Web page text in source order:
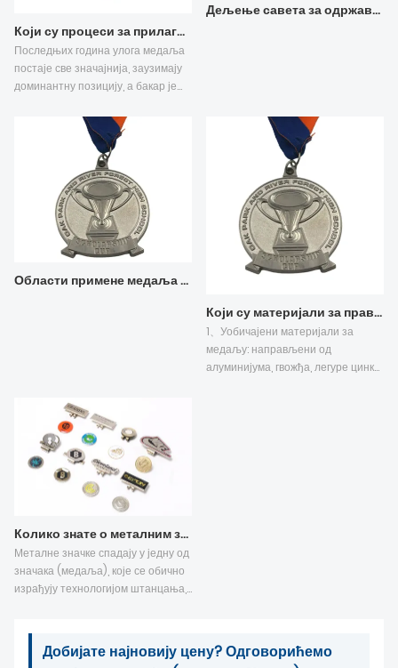
Који су процеси за прилагођавање медаља (слика)
Последњих година улога медаља
постаје све значајнија, заузимају
доминантну позицију, а бакар је
израду медаља. Изглед
произведених металних медаља
је такође веома леп. Овај метални
материјал је релативно мекан.
Процес прилагођавања медаља је
Каква ствар? Хајде да сазнамо
више о томе са уредником Џозефа
Дељење савета за одржавање металних трофеја (слика)
Области примене медаља (слика)
Који су материјали за прављење медаља?
1、Уобичајени материјали за
медаљу: направљени од
алуминијума, гвожђа, легуре цинка,
Колико знате о металним значкама?
Металне значке спадају у једну од
значака (медаља), које се обично
израђују технологијом штанцања,
може бити галванизована златом,
златом, сребром и никлом. Има
Добијате најновију цену? Одговорићемо